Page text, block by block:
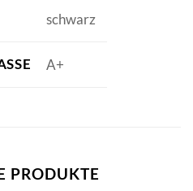
schwarz
A+
PRODUKTE